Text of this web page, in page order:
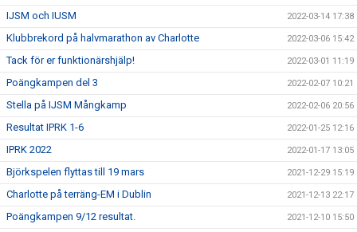
IJSM och IUSM 2022-03-14 17:38
Klubbrekord på halvmarathon av Charlotte 2022-03-06 15:42
Tack för er funktionärshjälp! 2022-03-01 11:19
Poängkampen del 3 2022-02-07 10:21
Stella på IJSM Mångkamp 2022-02-06 20:56
Resultat IPRK 1-6 2022-01-25 12:16
IPRK 2022 2022-01-17 13:05
Björkspelen flyttas till 19 mars 2021-12-29 15:19
Charlotte på terräng-EM i Dublin 2021-12-13 22:17
Poängkampen 9/12 resultat. 2021-12-10 15:50